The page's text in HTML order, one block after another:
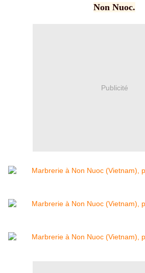
Non Nuoc.
Publicité